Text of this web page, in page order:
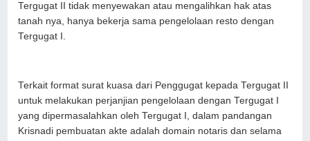
Tergugat II tidak menyewakan atau mengalihkan hak atas
tanah nya, hanya bekerja sama pengelolaan resto dengan
Tergugat I.
Terkait format surat kuasa dari Penggugat kepada Tergugat II
untuk melakukan perjanjian pengelolaan dengan Tergugat I
yang dipermasalahkan oleh Tergugat I, dalam pandangan
Krisnadi pembuatan akte adalah domain notaris dan selama